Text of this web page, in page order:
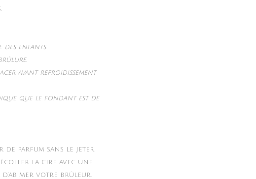
enfants.
avant refroidissement
que le fondant est de
parfum sans le jeter,
la cire avec une
votre brûleur.